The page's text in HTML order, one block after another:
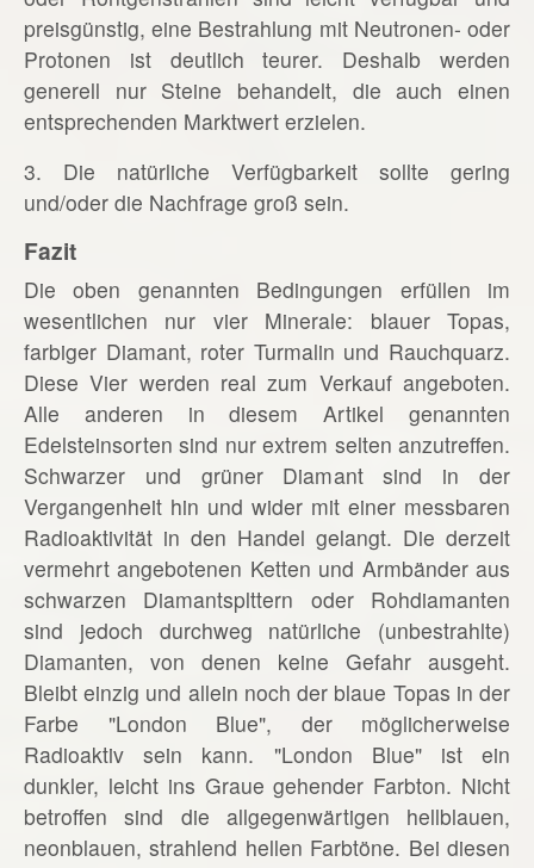
preisgünstig, eine Bestrahlung mit Neutronen- oder
Protonen ist deutlich teurer. Deshalb werden
generell nur Steine behandelt, die auch einen
entsprechenden Marktwert erzielen.
3. Die natürliche Verfügbarkeit sollte gering
und/oder die Nachfrage groß sein.
Fazit
Die oben genannten Bedingungen erfüllen im
wesentlichen nur vier Minerale: blauer Topas,
farbiger Diamant, roter Turmalin und Rauchquarz.
Diese Vier werden real zum Verkauf angeboten.
Alle anderen in diesem Artikel genannten
Edelsteinsorten sind nur extrem selten anzutreffen.
Schwarzer und grüner Diamant sind in der
Vergangenheit hin und wider mit einer messbaren
Radioaktivität in den Handel gelangt. Die derzeit
vermehrt angebotenen Ketten und Armbänder aus
schwarzen Diamantsplttern oder Rohdiamanten
sind jedoch durchweg natürliche (unbestrahlte)
Diamanten, von denen keine Gefahr ausgeht.
Bleibt einzig und allein noch der blaue Topas in der
Farbe "London Blue", der möglicherweise
Radioaktiv sein kann. "London Blue" ist ein
dunkler, leicht ins Graue gehender Farbton. Nicht
betroffen sind die allgegenwärtigen hellblauen,
neonblauen, strahlend hellen Farbtöne. Bei diesen